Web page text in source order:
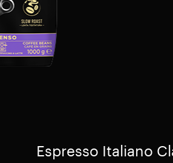
Espresso Italiano